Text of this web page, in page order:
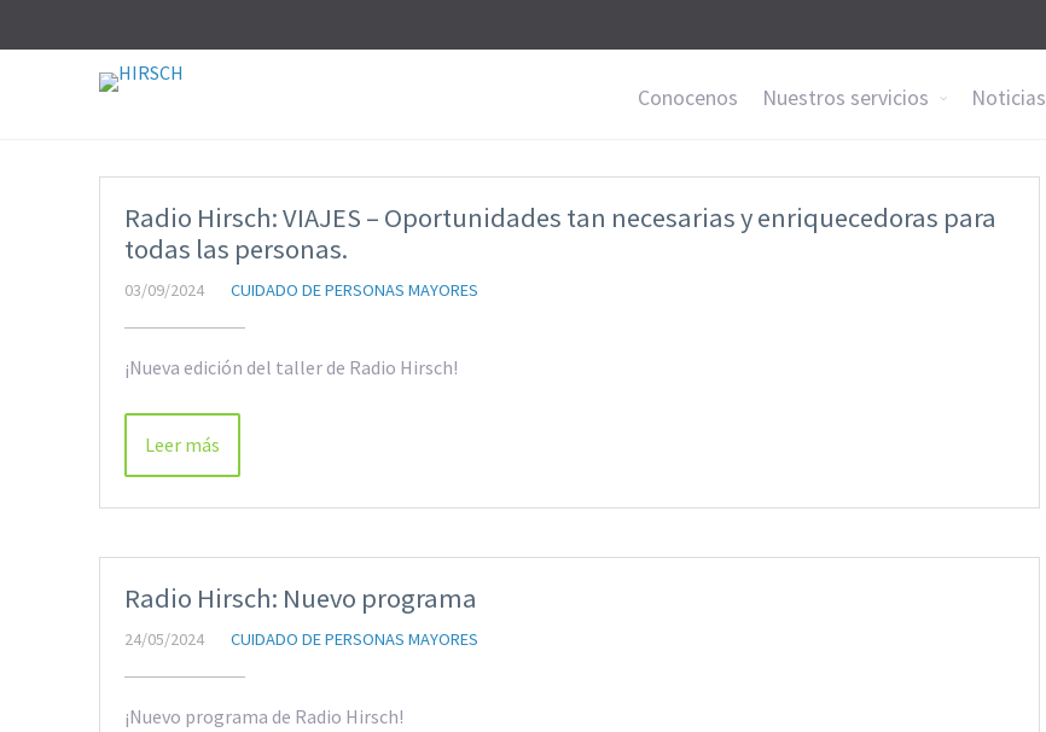
Conocenos Nuestros servicios Noticias
Radio Hirsch: VIAJES – Oportunidades tan necesarias y enriquecedoras para
todas las personas.
03/09/2024 CUIDADO DE PERSONAS MAYORES
¡Nueva edición del taller de Radio Hirsch!
Leer más
Radio Hirsch: Nuevo programa
24/05/2024 CUIDADO DE PERSONAS MAYORES
¡Nuevo programa de Radio Hirsch!